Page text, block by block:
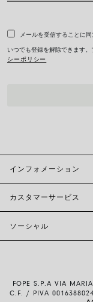
メールを受信することに同
いつでも登録を解除できます
シーポリシー
インフォメーション
カスタマーサービス
配送・返品
ソーシャル
YOUTUBE
FOPE S.P.A VIA
C.F. / PIVA